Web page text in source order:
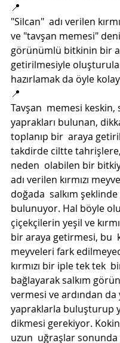
📍
"Silcan"  adı verilen
ve "tavşan memesi"
görünümlü bitkinin bir
getirilmesiyle
hazırlamak da öyle
📍
Tavşan  memesi keskin,
yaprakları bulunan,
toplanıp bir  araya
takdirde ciltte
neden  olabilen bir
adı verilen kırmızı
doğada  salkım
bulunuyor. Hal böyle
çiçekçilerin yeşil ve
bir araya getirmesi, bu
meyveleri fark
kırmızı bir iple tek tek
bağlayarak salkım
vermesi ve ardından da
yapraklarla buluşturup
dikmesi gerekiyor.
uzun  uğraşlar sonunda